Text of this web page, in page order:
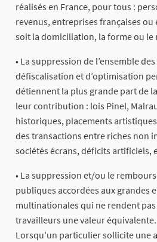
réalisés en France, pour tous :
revenus, entreprises françaises
soit la domiciliation, la forme ou
• La suppression de l’ensemble
défiscalisation et d’optimisation
détiennent la plus grande part de
leur contribution : lois Pinel,
historiques, placements
des transactions entre riches non
sociétés écrans, déficits artificiels,
• La suppression et/ou le
publiques accordées aux grandes
multinationales qui ne rendent pas
travailleurs une valeur équivalente.
Lorsqu’un particulier sollicite une